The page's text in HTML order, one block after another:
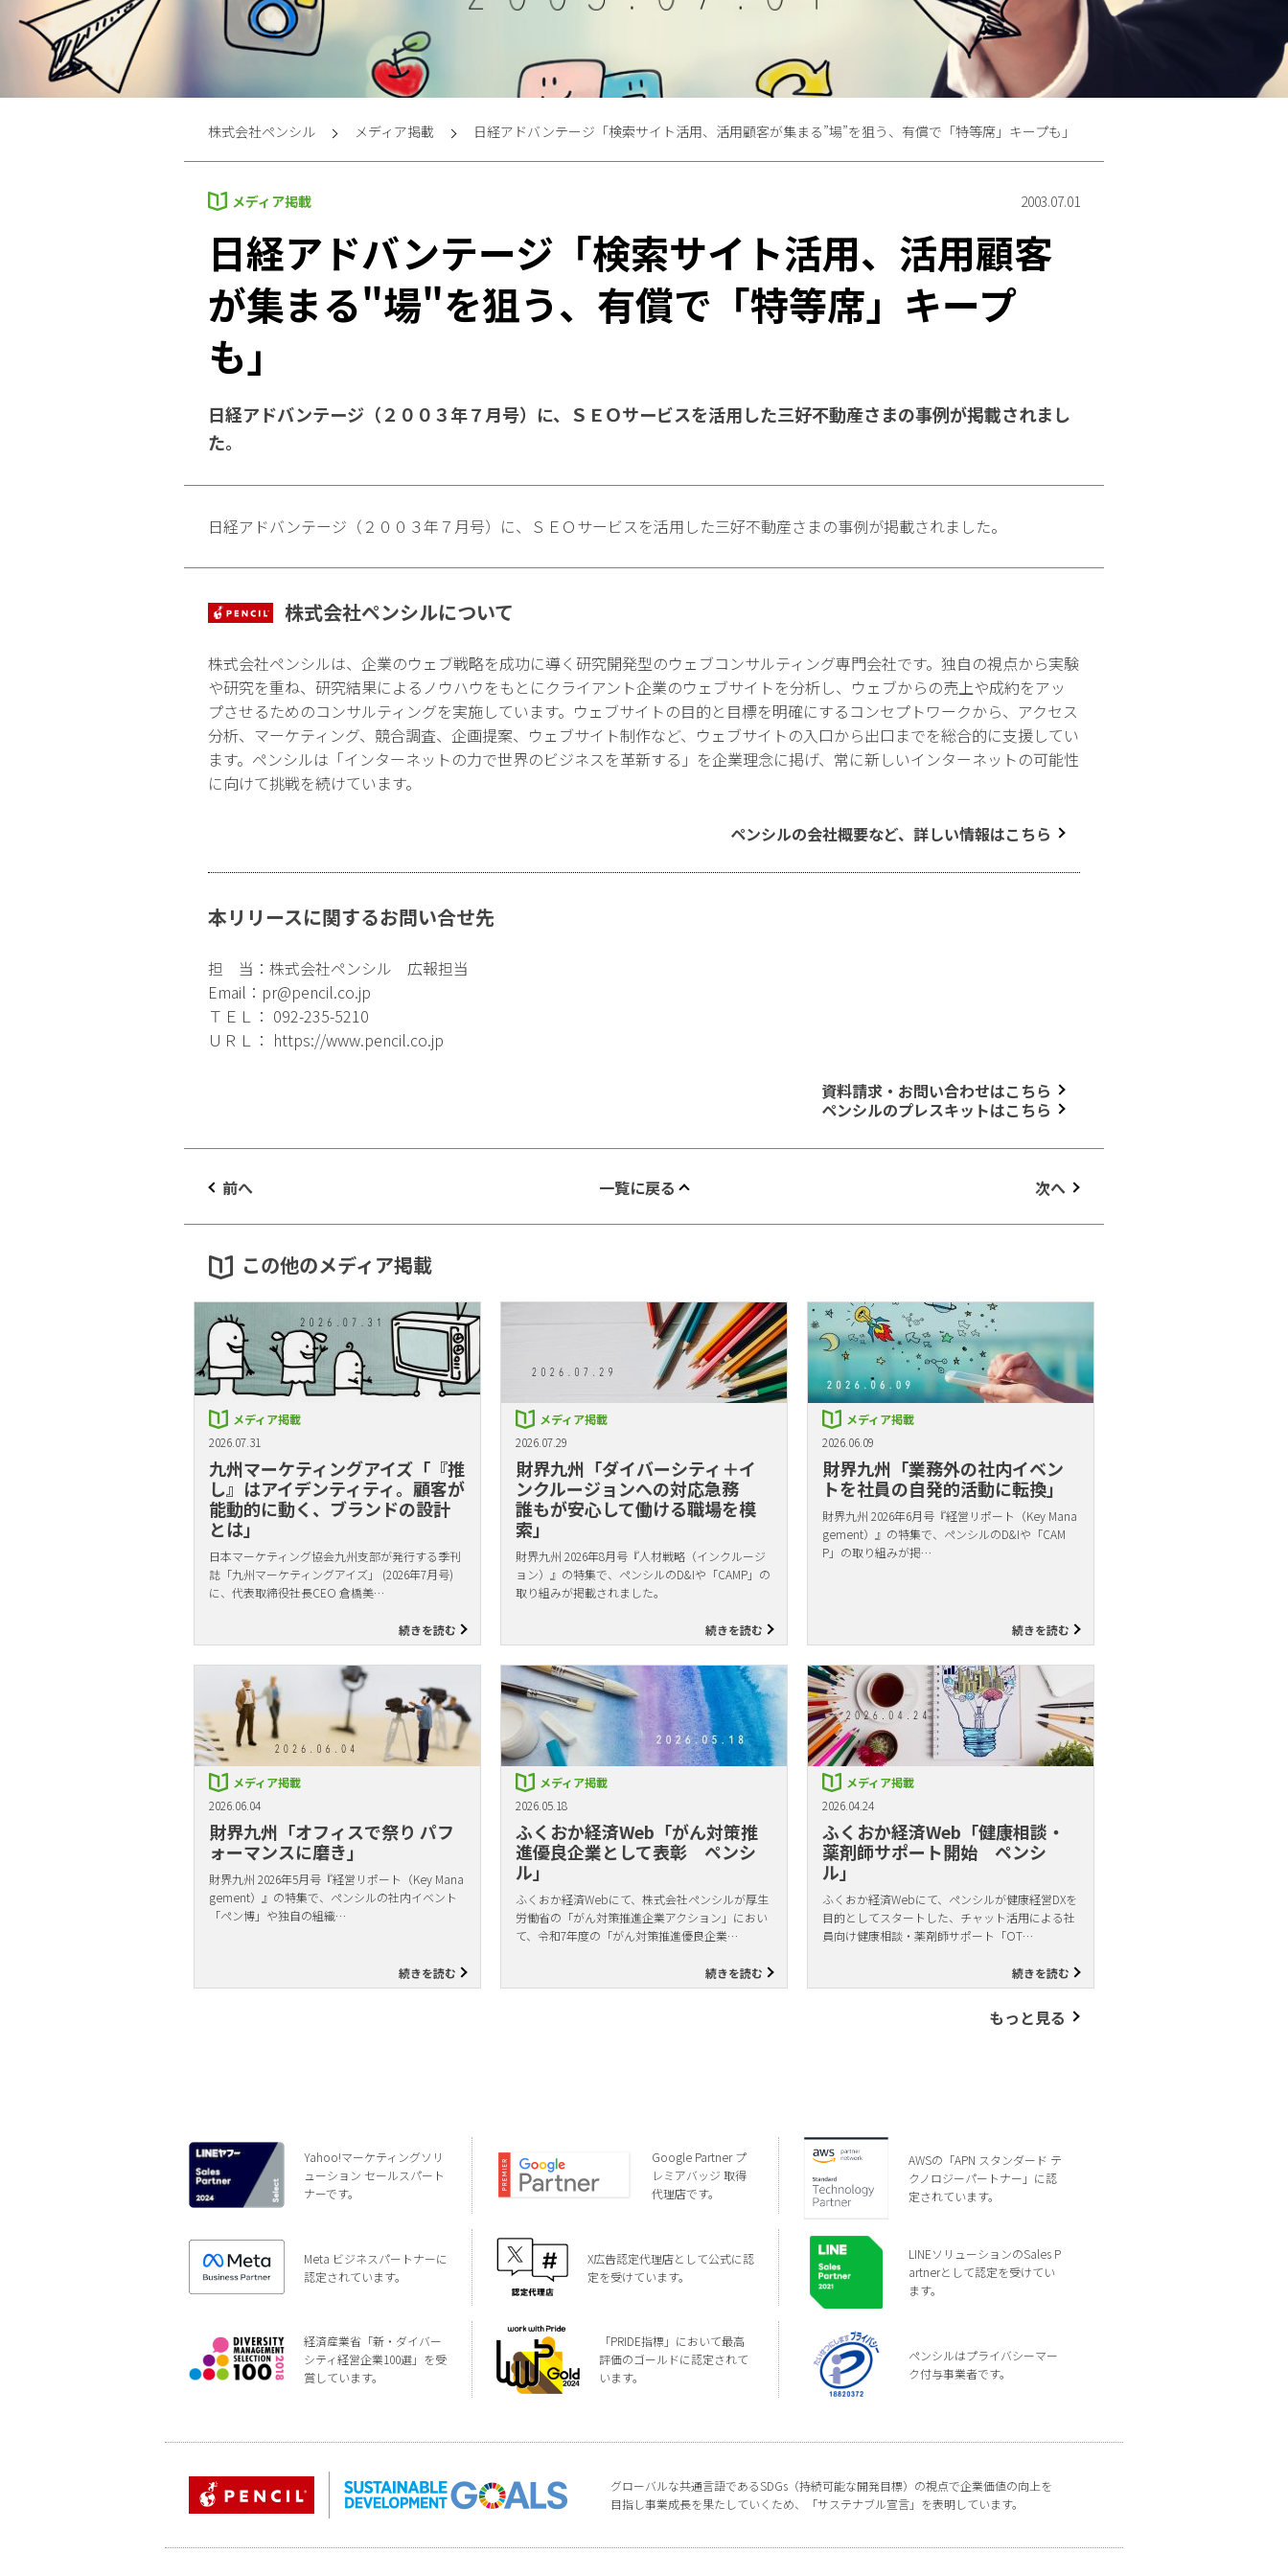
株式会社ペンシル メディア掲載 日経アドバンテージ「検索サイト活用、活用顧客が集まる”場”を狙う、有償で「特等席」キープも」
メディア掲載 2003.07.01
日経アドバンテージ「検索サイト活用、活用顧客
が集まる"場"を狙う、有償で「特等席」キープ
も」
日経アドバンテージ（２００３年７月号）に、ＳＥＯサービスを活用した三好不動産さまの事例が掲載されまし
た。
日経アドバンテージ（２００３年７月号）に、ＳＥＯサービスを活用した三好不動産さまの事例が掲載されました。
株式会社ペンシルについて
株式会社ペンシルは、企業のウェブ戦略を成功に導く研究開発型のウェブコンサルティング専門会社です。独自の視点から実験
や研究を重ね、研究結果によるノウハウをもとにクライアント企業のウェブサイトを分析し、ウェブからの売上や成約をアッ
プさせるためのコンサルティングを実施しています。ウェブサイトの目的と目標を明確にするコンセプトワークから、アクセス
分析、マーケティング、競合調査、企画提案、ウェブサイト制作など、ウェブサイトの入口から出口までを総合的に支援してい
ます。ペンシルは「インターネットの力で世界のビジネスを革新する」を企業理念に掲げ、常に新しいインターネットの可能性
に向けて挑戦を続けています。
ペンシルの会社概要など、詳しい情報はこちら
本リリースに関するお問い合せ先
担 当：株式会社ペンシル 広報担当
Email： pr@pencil.co.jp
ＴＥＬ： 092-235-5210
ＵＲＬ： https://www.pencil.co.jp
資料請求・お問い合わせはこちら
ペンシルのプレスキットはこちら
前へ 一覧に戻る 次へ
この他のメディア掲載
メディア掲載
2026.07.31
九州マーケティングアイズ「『推
し』はアイデンティティ。顧客が
能動的に動く、ブランドの設計
とは」
日本マーケティング協会九州支部が発行する季刊
誌「九州マーケティングアイズ」 (2026年7月号)
に、代表取締役社長CEO 倉橋美…
続きを読む
メディア掲載
2026.07.29
財界九州「ダイバーシティ＋イ
ンクルージョンへの対応急務
誰もが安心して働ける職場を模
索」
財界九州 2026年8月号『人材戦略（インクルージ
ョン）』の特集で、ペンシルのD&Iや「CAMP」の
取り組みが掲載されました。
続きを読む
メディア掲載
2026.06.09
財界九州「業務外の社内イベン
トを社員の自発的活動に転換」
財界九州 2026年6月号『経営リポート（Key Mana
gement）』の特集で、ペンシルのD&Iや「CAM
P」の取り組みが掲…
続きを読む
メディア掲載
2026.06.04
財界九州「オフィスで祭り パフ
ォーマンスに磨き」
財界九州 2026年5月号『経営リポート（Key Mana
gement）』の特集で、ペンシルの社内イベント
「ペン博」や独自の組織…
続きを読む
メディア掲載
2026.05.18
ふくおか経済Web「がん対策推
進優良企業として表彰 ペンシ
ル」
ふくおか経済Webにて、株式会社ペンシルが厚生
労働省の「がん対策推進企業アクション」におい
て、令和7年度の「がん対策推進優良企業…
続きを読む
メディア掲載
2026.04.24
ふくおか経済Web「健康相談・
薬剤師サポート開始 ペンシ
ル」
ふくおか経済Webにて、ペンシルが健康経営DXを
目的としてスタートした、チャット活用による社
員向け健康相談・薬剤師サポート「OT…
続きを読む
もっと見る
Yahoo!マーケティングソリ
ューション セールスパート
ナーです。
Google Partner プ
レミアバッジ 取得
代理店です。
AWSの「APN スタンダード テ
クノロジーパートナー」に認
定されています。
Meta ビジネスパートナーに
認定されています。
X広告認定代理店として公式に認
定を受けています。
LINEソリューションのSales P
artnerとして認定を受けてい
ます。
経済産業省「新・ダイバー
シティ経営企業100選」を受
賞しています。
「PRIDE指標」において最高
評価のゴールドに認定されて
います。
ペンシルはプライバシーマー
ク付与事業者です。
グローバルな共通言語であるSDGs（持続可能な開発目標）の視点で企業価値の向上を
目指し事業成長を果たしていくため、「サステナブル宣言」を表明しています。